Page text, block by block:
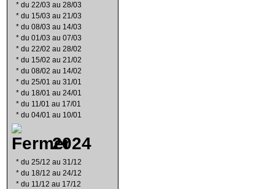
* du 22/03 au 28/03
* du 15/03 au 21/03
* du 08/03 au 14/03
* du 01/03 au 07/03
* du 22/02 au 28/02
* du 15/02 au 21/02
* du 08/02 au 14/02
* du 25/01 au 31/01
* du 18/01 au 24/01
* du 11/01 au 17/01
* du 04/01 au 10/01
2024
* du 25/12 au 31/12
* du 18/12 au 24/12
* du 11/12 au 17/12